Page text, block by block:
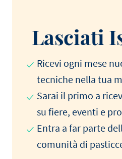
Lasciati
Ricevi ogni mese
tecniche nella tua
Sarai il primo a
su fiere, eventi e
Entra a far parte
comunità di